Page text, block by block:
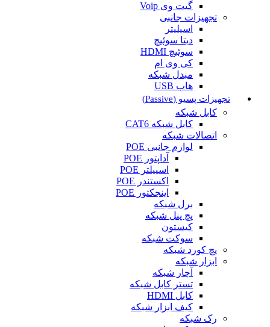
گیت وی Voip
تجهیزات جانبی
اسپلیتر
دیتا سوئیچ
سوئیچ HDMI
کی وی ام
مبدل شبکه
هاب USB
تجهیزات پسیو (Passive)
کابل شبکه
کابل شبکه CAT6
اتصالات شبکه
لوازم جانبی POE
آداپتور POE
اسپیلتر POE
اکستندر POE
اینجکتور POE
برل شبکه
پچ پنل شبکه
کیستون
سوکت شبکه
پچ کورد شبکه
ابزار شبکه
آچار شبکه
تستر کابل شبکه
کابل HDMI
کیف ابزار شبکه
رک شبکه